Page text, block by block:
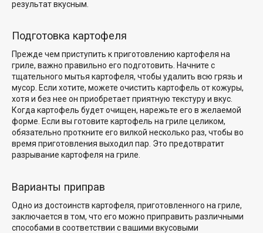
результат вкусным.
Подготовка картофеля
Прежде чем приступить к приготовлению картофеля на
гриле, важно правильно его подготовить. Начните с
тщательного мытья картофеля, чтобы удалить всю грязь и
мусор. Если хотите, можете очистить картофель от кожуры,
хотя и без нее он приобретает приятную текстуру и вкус.
Когда картофель будет очищен, нарежьте его в желаемой
форме. Если вы готовите картофель на гриле целиком,
обязательно проткните его вилкой несколько раз, чтобы во
время приготовления выходил пар. Это предотвратит
разрывание картофеля на гриле.
Варианты приправ
Одно из достоинств картофеля, приготовленного на гриле,
заключается в том, что его можно приправить различными
способами в соответствии с вашими вкусовыми